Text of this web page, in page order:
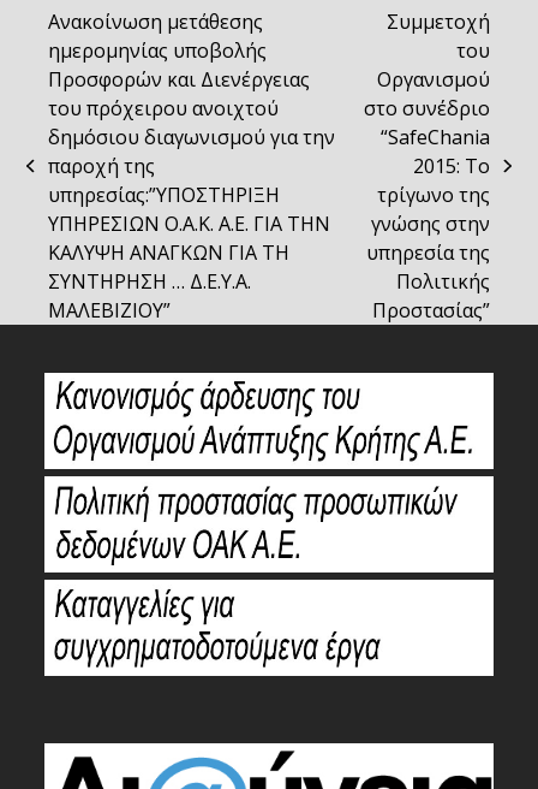
previous
post:
Ανακοίνωση μετάθεσης
ημερομηνίας υποβολής
Προσφορών και Διενέργειας
του πρόχειρου ανοιχτού
δημόσιου διαγωνισμού για την
παροχή της
υπηρεσίας:”ΥΠΟΣΤΗΡΙΞΗ
ΥΠΗΡΕΣΙΩΝ Ο.Α.Κ. Α.Ε. ΓΙΑ ΤΗΝ
ΚΑΛΥΨΗ ΑΝΑΓΚΩΝ ΓΙΑ ΤΗ
ΣΥΝΤΗΡΗΣΗ … Δ.Ε.Υ.Α.
ΜΑΛΕΒΙΖΙΟΥ”
post:
Συμμετοχή
του
Οργανισμού
στο συνέδριο
“SafeChania
2015: Το
τρίγωνο της
γνώσης στην
υπηρεσία της
Πολιτικής
Προστασίας”